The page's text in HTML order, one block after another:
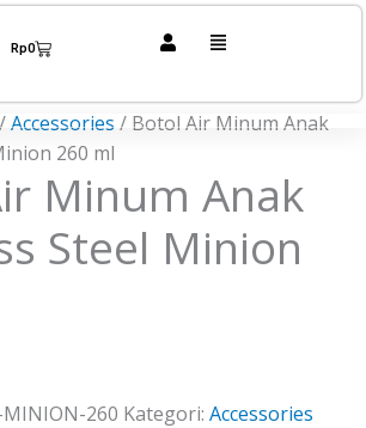
Rp0Cart Menu
/Accessories / Botol Air Minum Anak
260 ml
Minum Anak
Steel Minion
MINION-260 Kategori: Accessories